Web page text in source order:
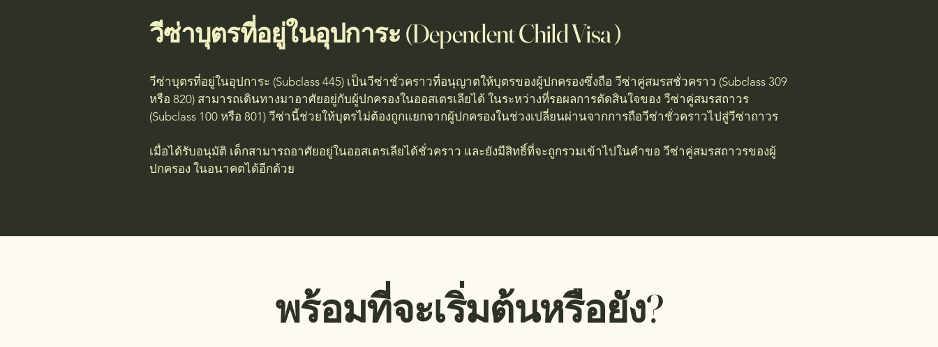
วีซ่าบุตรที่อยู่ในอุปการะ (Dependent Child Visa )
วีซ่าบุตรที่อยู่ในอุปการะ (Subclass 445) เป็นวีซ่าชั่วคราวที่อนุญาตให้บุตรของผู้ปกครองซึ่งถือ วีซ่าคู่สมรสชั่วคราว (Subclass 309
หรือ 820) สามารถเดินทางมาอาศัยอยู่กับผู้ปกครองในออสเตรเลียได้ ในระหว่างที่รอผลการตัดสินใจของ วีซ่าคู่สมรสถาวร
(Subclass 100 หรือ 801) วีซ่านี้ช่วยให้บุตรไม่ต้องถูกแยกจากผู้ปกครองในช่วงเปลี่ยนผ่านจากการถือวีซ่าชั่วคราวไปสู่วีซ่าถาวร
เมื่อได้รับอนุมัติ เด็กสามารถอาศัยอยู่ในออสเตรเลียได้ชั่วคราว และยังมีสิทธิ์ที่จะถูกรวมเข้าไปในคำขอ วีซ่าคู่สมรสถาวรของผู้
ปกครอง ในอนาคตได้อีกด้วย
พร้อมที่จะเริ่มต้นหรือยัง?